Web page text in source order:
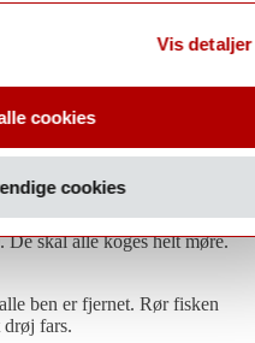
Vis detaljer
cookies
cookies
at lege med teknikker og
flaske hvidvin, som du alligevel
og få skænket et lille glas til
pande med noget smør. Imens
skal alle koges helt møre.
ben er fjernet. Rør fisken
drøj fars.